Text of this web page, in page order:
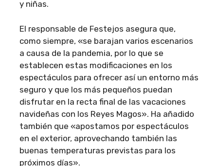
y niñas.
El responsable de Festejos asegura que,
como siempre, «se barajan varios escenarios
a causa de la pandemia, por lo que se
establecen estas modificaciones en los
espectáculos para ofrecer así un entorno más
seguro y que los más pequeños puedan
disfrutar en la recta final de las vacaciones
navideñas con los Reyes Magos». Ha añadido
también que «apostamos por espectáculos
en el exterior, aprovechando también las
buenas temperaturas previstas para los
próximos días».